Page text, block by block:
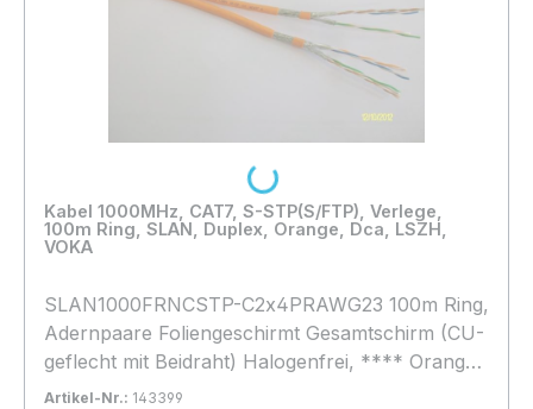
Kabel 1000MHz, CAT7, S-STP(S/FTP), Verlege,
100m Ring, SLAN, Duplex, Orange, Dca, LSZH,
VOKA
SLAN1000FRNCSTP-C2x4PRAWG23 100m Ring,
Adernpaare Foliengeschirmt Gesamtschirm (CU-
geflecht mit Beidraht) Halogenfrei, **** Orange
**, light Variante 40%Geflecht, Brandlast Dca,
Artikel-Nr.: 143399
Loading...